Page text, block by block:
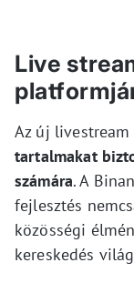
Live
Az új
tartalmakat
számára. A
fejlesztés
közösségi
kereskedés